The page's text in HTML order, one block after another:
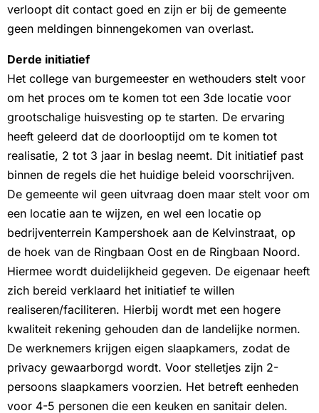
verloopt dit contact goed en zijn er bij de gemeente
geen meldingen binnengekomen van overlast.
Derde initiatief
Het college van burgemeester en wethouders stelt voor
om het proces om te komen tot een 3de locatie voor
grootschalige huisvesting op te starten. De ervaring
heeft geleerd dat de doorlooptijd om te komen tot
realisatie, 2 tot 3 jaar in beslag neemt. Dit initiatief past
binnen de regels die het huidige beleid voorschrijven.
De gemeente wil geen uitvraag doen maar stelt voor om
een locatie aan te wijzen, en wel een locatie op
bedrijventerrein Kampershoek aan de Kelvinstraat, op
de hoek van de Ringbaan Oost en de Ringbaan Noord.
Hiermee wordt duidelijkheid gegeven. De eigenaar heeft
zich bereid verklaard het initiatief te willen
realiseren/faciliteren. Hierbij wordt met een hogere
kwaliteit rekening gehouden dan de landelijke normen.
De werknemers krijgen eigen slaapkamers, zodat de
privacy gewaarborgd wordt. Voor stelletjes zijn 2-
persoons slaapkamers voorzien. Het betreft eenheden
voor 4-5 personen die een keuken en sanitair delen.